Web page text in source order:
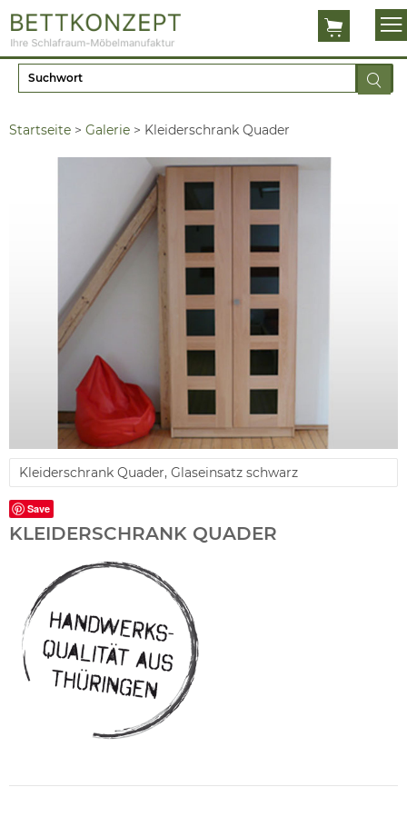
Startseite > Galerie > Kleiderschrank Quader
Kleiderschrank Quader, Glaseinsatz schwarz
Save
KLEIDERSCHRANK QUADER